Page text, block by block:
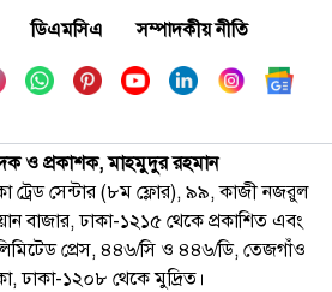
ডিএমসিএ সম্পাদকীয় নীতি
ও প্রকাশক, মাহমুদুর রহমান
ট্রেড সেন্টার (৮ম ফ্লোর), ৯৯, কাজী নজরুল
বাজার, ঢাকা-১২১৫ থেকে প্রকাশিত এবং
প্রেস, ৪৪৬/সি ও ৪৪৬/ডি, তেজগাঁও
ঢাকা-১২০৮ থেকে মুদ্রিত।